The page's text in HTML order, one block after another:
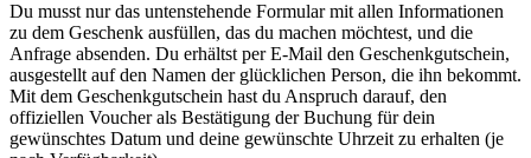
Du musst nur das untenstehende Formular mit allen Informationen
zu dem Geschenk ausfüllen, das du machen möchtest, und die
Anfrage absenden. Du erhältst per E-Mail den Geschenkgutschein,
ausgestellt auf den Namen der glücklichen Person, die ihn bekommt.
Mit dem Geschenkgutschein hast du Anspruch darauf, den
offiziellen Voucher als Bestätigung der Buchung für dein
gewünschtes Datum und deine gewünschte Uhrzeit zu erhalten (je